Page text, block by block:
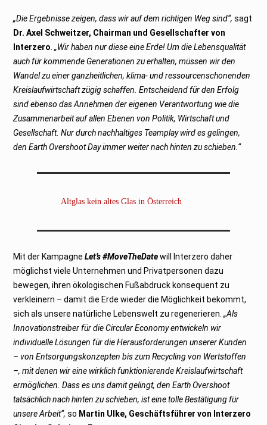
„Die Ergebnisse zeigen, dass wir auf dem richtigen Weg sind“, sagt
Dr. Axel Schweitzer, Chairman und Gesellschafter von
Interzero .„Wir haben nur diese eine Erde! Um die Lebensqualität
auch für kommende Generationen zu erhalten, müssen wir den
Wandel zu einer ganzheitlichen, klima- und ressourcenschonenden
Kreislaufwirtschaft zügig schaffen. Entscheidend für den Erfolg
sind ebenso das Annehmen der eigenen Verantwortung wie die
Zusammenarbeit auf allen Ebenen von Politik, Wirtschaft und
Gesellschaft. Nur durch nachhaltiges Teamplay wird es gelingen,
den Earth Overshoot Day immer weiter nach hinten zu schieben.“
Altglas kein altes Glas in Österreich
Mit der KampagneLet’s #MoveTheDatewill Interzero daher
möglichst viele Unternehmen und Privatpersonen dazu
bewegen, ihren ökologischen Fußabdruck konsequent zu
verkleinern – damit die Erde wieder die Möglichkeit bekommt,
sich als unsere natürliche Lebenswelt zu regenerieren.„Als
Innovationstreiber für die Circular Economy entwickeln wir
individuelle Lösungen für die Herausforderungen unserer Kunden
– von Entsorgungskonzepten bis zum Recycling von Wertstoffen
–, mit denen wir eine wirklich funktionierende Kreislaufwirtschaft
ermöglichen. Dass es uns damit gelingt, den Earth Overshoot
tatsächlich nach hinten zu schieben, ist eine tolle Bestätigung für
unsere Arbeit“, so Martin Ulke, Geschäftsführer von Interzero